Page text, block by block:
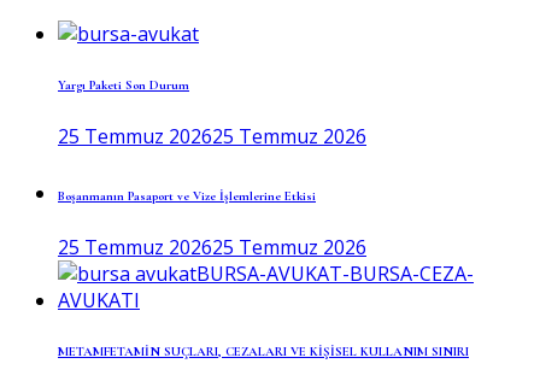
Yargı Paketi Son Durum
25 Temmuz 202625 Temmuz 2026
Boşanmanın Pasaport ve Vize İşlemlerine Etkisi
25 Temmuz 202625 Temmuz 2026
METAMFETAMİN SUÇLARI, CEZALARI VE KİŞİSEL KULLANIM SINIRI